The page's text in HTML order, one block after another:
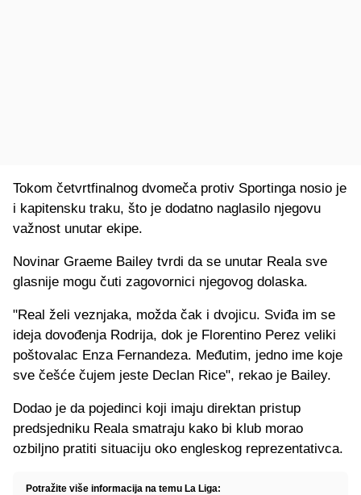
Tokom četvrtfinalnog dvomeča protiv Sportinga nosio je
i kapitensku traku, što je dodatno naglasilo njegovu
važnost unutar ekipe.
Novinar Graeme Bailey tvrdi da se unutar Reala sve
glasnije mogu čuti zagovornici njegovog dolaska.
"Real želi veznjaka, možda čak i dvojicu. Sviđa im se
ideja dovođenja Rodrija, dok je Florentino Perez veliki
poštovalac Enza Fernandeza. Međutim, jedno ime koje
sve češće čujem jeste Declan Rice", rekao je Bailey.
Dodao je da pojedinci koji imaju direktan pristup
predsjedniku Reala smatraju kako bi klub morao
ozbiljno pratiti situaciju oko engleskog reprezentativca.
Potražite više informacija na temu La Liga: